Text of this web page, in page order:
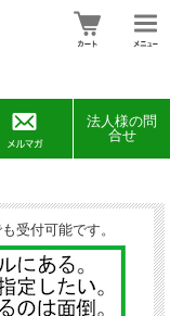
法人様の問
合せ
受付可能です。